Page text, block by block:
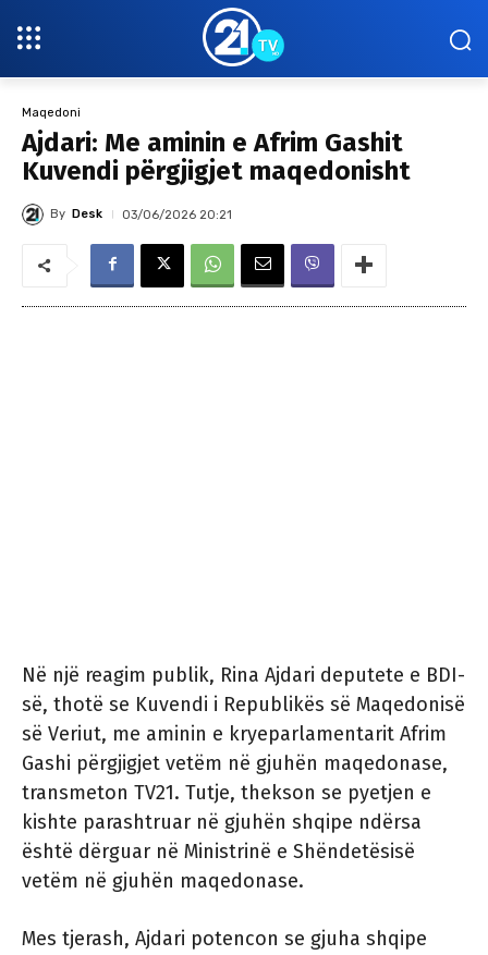
Maqedoni
Ajdari: Me aminin e Afrim Gashit
Kuvendi përgjigjet maqedonisht
By Desk 03/06/2026 20:21
Në një reagim publik, Rina Ajdari deputete e BDI-
së, thotë se Kuvendi i Republikës së Maqedonisë
së Veriut, me aminin e kryeparlamentarit Afrim
Gashi përgjigjet vetëm në gjuhën maqedonase,
transmeton TV21. Tutje, thekson se pyetjen e
kishte parashtruar në gjuhën shqipe ndërsa
është dërguar në Ministrinë e Shëndetësisë
vetëm në gjuhën maqedonase.
Mes tjerash, Ajdari potencon se gjuha shqipe